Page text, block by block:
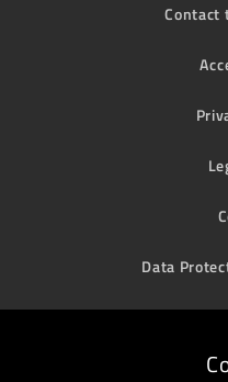
Contact
Data